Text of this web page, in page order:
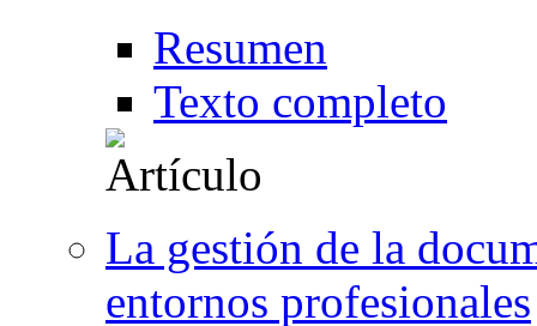
Resumen
Texto completo
La gestión de la
entornos profesionales